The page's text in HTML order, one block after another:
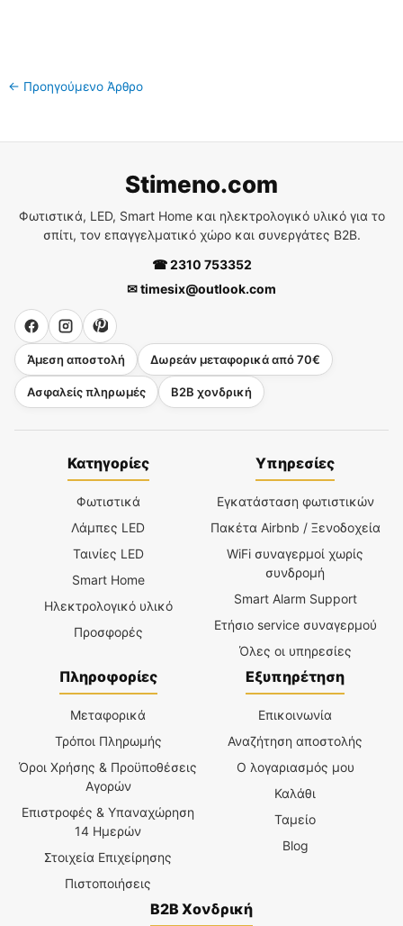
Post
← Προηγούμενο Άρθρο
Stimeno.com
Φωτιστικά, LED, Smart Home και ηλεκτρολογικό υλικό για το
σπίτι, τον επαγγελματικό χώρο και συνεργάτες B2B.
☎ 2310 753352
✉ timesix@outlook.com
Άμεση αποστολή Δωρεάν μεταφορικά από 70€
Ασφαλείς πληρωμές B2B χονδρική
Κατηγορίες
Φωτιστικά
Λάμπες LED
Ταινίες LED
Smart Home
Ηλεκτρολογικό υλικό
Προσφορές
Υπηρεσίες
Εγκατάσταση φωτιστικών
Πακέτα Airbnb / Ξενοδοχεία
WiFi συναγερμοί χωρίς
συνδρομή
Smart Alarm Support
Ετήσιο service συναγερμού
Όλες οι υπηρεσίες
Πληροφορίες
Μεταφορικά
Τρόποι Πληρωμής
Όροι Χρήσης & Προϋποθέσεις
Αγορών
Επιστροφές & Υπαναχώρηση
14 Ημερών
Στοιχεία Επιχείρησης
Πιστοποιήσεις
Εξυπηρέτηση
Επικοινωνία
Αναζήτηση αποστολής
Ο λογαριασμός μου
Καλάθι
Ταμείο
Blog
B2B Χονδρική